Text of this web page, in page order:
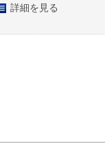
詳細を見る